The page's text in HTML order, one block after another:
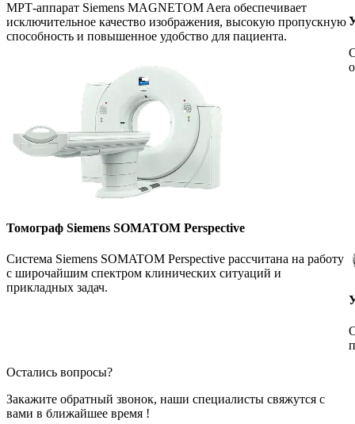
МРТ-аппарат Siemens MAGNETOM Aera обеспечивает
исключительное качество изображения, высокую пропускную
способность и повышенное удобство для пациента.
Томограф Siemens SOMATOM Perspective
Система Siemens SOMATOM Perspective рассчитана на работу
с широчайшим спектром клинических ситуаций и
прикладных задач.
Остались вопросы?
Закажите обратный звонок, наши специалисты свяжутся с
вами в ближайшее время !